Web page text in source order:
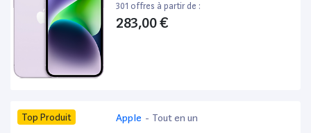
301 offres à partir de :
283,00 €
Top Produit Apple - Tout en un